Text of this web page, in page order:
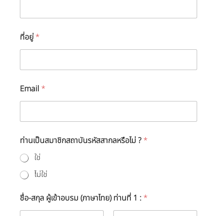
บั
ต
ร
ห
อ
ม่
*
ห
บ
ม
า
ชิ
ที่อยู่*
Email *
ท่านเป็นสมาชิกสถาบันรหัสสากลหรือไม่ ? *
ใช่
ไม่ใช่
ชื่อ-สกุล ผู้เข้าอบรม (ภาษาไทย) ท่านที่ 1 : *